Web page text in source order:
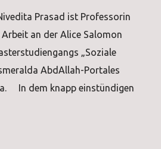
Prasad ist Professorin
an der Alice Salomon
„Soziale
AbdAllah-Portales
In dem knapp einstündigen